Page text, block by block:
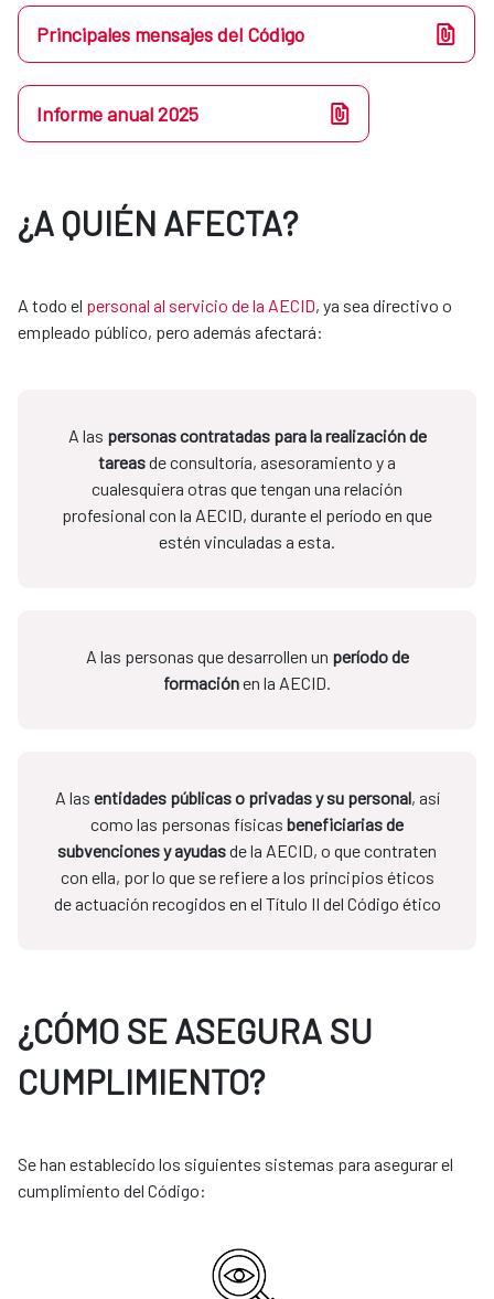
Principales mensajes del Código
Informe anual 2025
¿A QUIÉN AFECTA?
A todo el personal al servicio de la AECID, ya sea directivo o
empleado público, pero además afectará:
A las personas contratadas para la realización de
tareasde consultoría, asesoramiento y a
cualesquiera otras que tengan una relación
profesional con la AECID, durante el período en que
estén vinculadas a esta.
A las personas que desarrollen un período de
formaciónen la AECID.
A las entidades públicas o privadas y su personal, así
como las personas físicas beneficiarias de
subvenciones y ayudasde la AECID, o que contraten
con ella, por lo que se refiere a los principios éticos
de actuación recogidos en el Título II del Código ético
¿CÓMO SE ASEGURA SU
CUMPLIMIENTO?
Se han establecido los siguientes sistemas para asegurar el
cumplimiento del Código: